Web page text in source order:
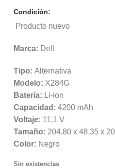
Condición:
Producto nuevo
Marca: Dell
Tipo: Alternativa
Modelo: X284G
Batería: Li-ion
Capacidad: 4200 mAh
Voltaje: 11,1 V
Tamaño: 204,80 x 48,35 x
Color: Negro
Sin existencias